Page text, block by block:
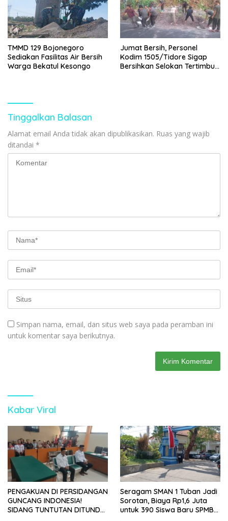
TMMD 129 Bojonegoro
Sediakan Fasilitas Air Bersih
Warga Bekatul Kesongo
Jumat Bersih, Personel
Kodim 1505/Tidore Sigap
Bersihkan Selokan Tertimbun
Tinggalkan Balasan
Alamat email Anda tidak akan dipublikasikan. Ruas yang wajib
ditandai *
Simpan nama, email, dan situs web saya pada peramban ini
untuk komentar saya berikutnya.
Kabar Viral
PENGAKUAN DI PERSIDANGAN
GUNCANG INDONESIA!
SIDANG TUNTUTAN DITUNDA,
Seragam SMAN 1 Tuban Jadi
Sorotan, Biaya Rp1,6 Juta
untuk 390 Siswa Baru SPMB